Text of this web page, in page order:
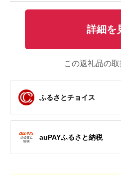
詳細を
この返礼品の取
ふるさとチョイス
auPAYふるさと納税